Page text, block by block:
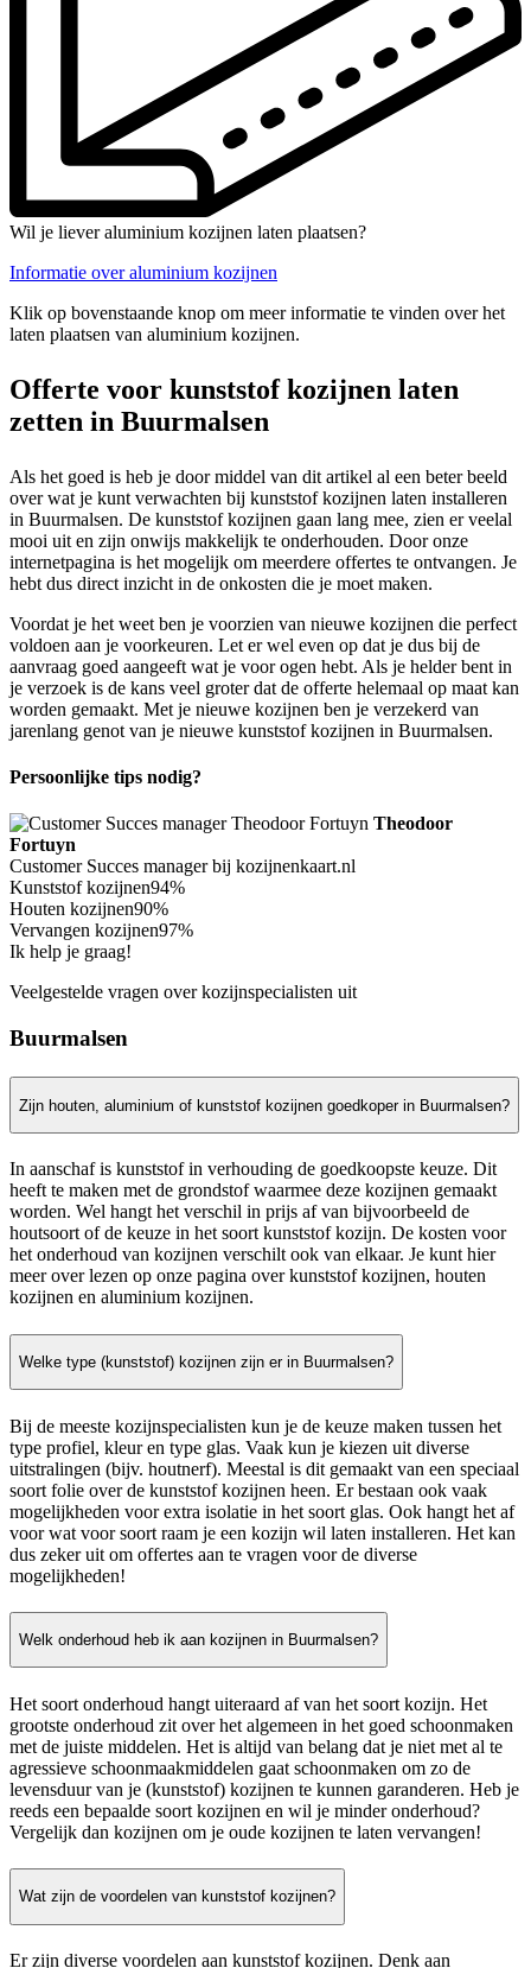
Wil je liever aluminium kozijnen laten plaatsen?
Informatie over aluminium kozijnen
Klik op bovenstaande knop om meer informatie te vinden over het
laten plaatsen van aluminium kozijnen.
Offerte voor kunststof kozijnen laten
zetten in Buurmalsen
Als het goed is heb je door middel van dit artikel al een beter beeld
over wat je kunt verwachten bij kunststof kozijnen laten installeren
in Buurmalsen. De kunststof kozijnen gaan lang mee, zien er veelal
mooi uit en zijn onwijs makkelijk te onderhouden. Door onze
internetpagina is het mogelijk om meerdere offertes te ontvangen. Je
hebt dus direct inzicht in de onkosten die je moet maken.
Voordat je het weet ben je voorzien van nieuwe kozijnen die perfect
voldoen aan je voorkeuren. Let er wel even op dat je dus bij de
aanvraag goed aangeeft wat je voor ogen hebt. Als je helder bent in
je verzoek is de kans veel groter dat de offerte helemaal op maat kan
worden gemaakt. Met je nieuwe kozijnen ben je verzekerd van
jarenlang genot van je nieuwe kunststof kozijnen in Buurmalsen.
Persoonlijke tips nodig?
Theodoor
Fortuyn
Customer Succes manager bij kozijnenkaart.nl
Kunststof kozijnen94%
Houten kozijnen90%
Vervangen kozijnen97%
Ik help je graag!
Veelgestelde vragen over kozijnspecialisten uit
Buurmalsen
Zijn houten, aluminium of kunststof kozijnen goedkoper in Buurmalsen?
In aanschaf is kunststof in verhouding de goedkoopste keuze. Dit
heeft te maken met de grondstof waarmee deze kozijnen gemaakt
worden. Wel hangt het verschil in prijs af van bijvoorbeeld de
houtsoort of de keuze in het soort kunststof kozijn. De kosten voor
het onderhoud van kozijnen verschilt ook van elkaar. Je kunt hier
meer over lezen op onze pagina over kunststof kozijnen, houten
kozijnen en aluminium kozijnen.
Welke type (kunststof) kozijnen zijn er in Buurmalsen?
Bij de meeste kozijnspecialisten kun je de keuze maken tussen het
type profiel, kleur en type glas. Vaak kun je kiezen uit diverse
uitstralingen (bijv. houtnerf). Meestal is dit gemaakt van een speciaal
soort folie over de kunststof kozijnen heen. Er bestaan ook vaak
mogelijkheden voor extra isolatie in het soort glas. Ook hangt het af
voor wat voor soort raam je een kozijn wil laten installeren. Het kan
dus zeker uit om offertes aan te vragen voor de diverse
mogelijkheden!
Welk onderhoud heb ik aan kozijnen in Buurmalsen?
Het soort onderhoud hangt uiteraard af van het soort kozijn. Het
grootste onderhoud zit over het algemeen in het goed schoonmaken
met de juiste middelen. Het is altijd van belang dat je niet met al te
agressieve schoonmaakmiddelen gaat schoonmaken om zo de
levensduur van je (kunststof) kozijnen te kunnen garanderen. Heb je
reeds een bepaalde soort kozijnen en wil je minder onderhoud?
Vergelijk dan kozijnen om je oude kozijnen te laten vervangen!
Wat zijn de voordelen van kunststof kozijnen?
Er zijn diverse voordelen aan kunststof kozijnen. Denk aan